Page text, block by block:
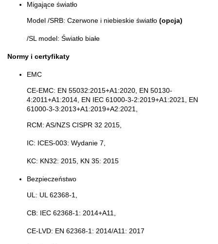
Migające światło
Model /SRB: Czerwone i niebieskie światło (opcja)
/SL model: Światło białe
Normy i certyfikaty
EMC
CE-EMC: EN 55032:2015+A1:2020, EN 50130-
4:2011+A1:2014, EN IEC 61000-3-2:2019+A1:2021, EN
61000-3-3:2013+A1:2019+A2:2021,
RCM: AS/NZS CISPR 32 2015,
IC: ICES-003: Wydanie 7,
KC: KN32: 2015, KN 35: 2015
Bezpieczeństwo
UL: UL 62368-1,
CB: IEC 62368-1: 2014+A11,
CE-LVD: EN 62368-1: 2014/A11: 2017